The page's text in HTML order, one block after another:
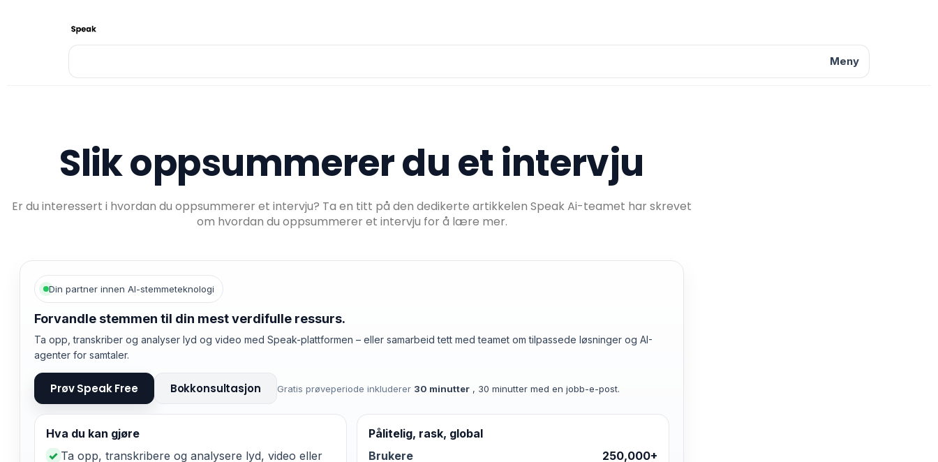
Meny
Slik oppsummerer du et intervju
Er du interessert i hvordan du oppsummerer et intervju? Ta en titt på den dedikerte artikkelen Speak Ai-teamet har skrevet
om hvordan du oppsummerer et intervju for å lære mer.
Din partner innen AI-stemmeteknologi
Forvandle stemmen til din mest verdifulle ressurs.
Ta opp, transkriber og analyser lyd og video med Speak-plattformen – eller samarbeid tett med teamet om tilpassede løsninger og AI-
agenter for samtaler.
Prøv Speak Free Bokkonsultasjon Gratis prøveperiode inkluderer 30 minutter , 30 minutter med en jobb-e-post.
Hva du kan gjøre
✓ Ta opp, transkribere og analysere lyd, video eller
Pålitelig, rask, global
Brukere
250,000+